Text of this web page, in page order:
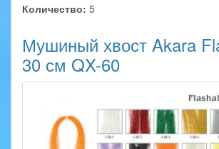
Количество: 5
Мушиный хвост Akara
30 см QX-60